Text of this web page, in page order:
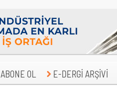
ABONE OL E-DERGİ ARŞİVİ